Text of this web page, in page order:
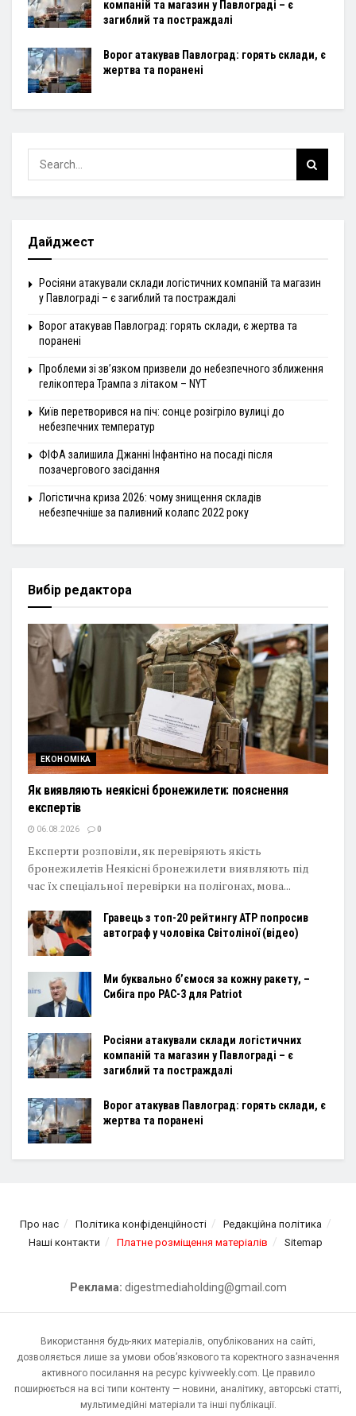
компаній та магазин у Павлограді – є
загиблий та постраждалі
Ворог атакував Павлоград: горять склади, є
жертва та поранені
Дайджест
Росіяни атакували склади логістичних компаній та магазин
у Павлограді – є загиблий та постраждалі
Ворог атакував Павлоград: горять склади, є жертва та
поранені
Проблеми зі зв’язком призвели до небезпечного зближення
гелікоптера Трампа з літаком – NYT
Київ перетворився на піч: сонце розігріло вулиці до
небезпечних температур
ФІФА залишила Джанні Інфантіно на посаді після
позачергового засідання
Логістична криза 2026: чому знищення складів
небезпечніше за паливний колапс 2022 року
Вибір редактора
ЕКОНОМІКА
Як виявляють неякісні бронежилети: пояснення
експертів
06.08.2026 0
Експерти розповіли, як перевіряють якість
бронежилетів Неякісні бронежилети виявляють під
час їх спеціальної перевірки на полігонах, мова...
Гравець з топ-20 рейтингу ATP попросив
автограф у чоловіка Світоліної (відео)
Ми буквально б’ємося за кожну ракету, –
Сибіга про PAC-3 для Patriot
Росіяни атакували склади логістичних
компаній та магазин у Павлограді – є
загиблий та постраждалі
Ворог атакував Павлоград: горять склади, є
жертва та поранені
Про нас Політика конфіденційності
Редакційна політика
Наші контакти
Платне розміщення матеріалів Sitemap
Реклама: digestmediaholding@gmail.com
Використання будь-яких матеріалів, опублікованих на сайті,
дозволяється лише за умови обов’язкового та коректного зазначення
активного посилання на ресурс kyivweekly.com. Це правило
поширюється на всі типи контенту — новини, аналітику, авторські статті,
мультимедійні матеріали та інші публікації.